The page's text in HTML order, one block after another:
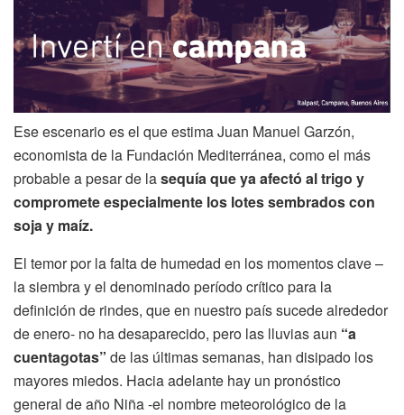
Ese escenario es el que estima Juan Manuel Garzón,
economista de la Fundación Mediterránea, como el más
probable a pesar de lasequía que ya afectó al trigo y
compromete especialmente los lotes sembrados con
soja y maíz.
El temor por la falta de humedad en los momentos clave –
la siembra y el denominado período crítico para la
definición de rindes, que en nuestro país sucede alrededor
de enero- no ha desaparecido, pero las lluvias aun “a
cuentagotas” de las últimas semanas, han disipado los
mayores miedos. Hacia adelante hay un pronóstico
general de año Niña -el nombre meteorológico de la